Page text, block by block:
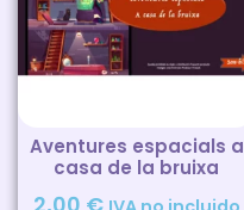
Aventures espacials a
casa de la bruixa